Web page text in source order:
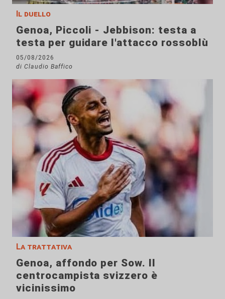
Il duello
Genoa, Piccoli - Jebbison: testa a
testa per guidare l'attacco rossoblù
05/08/2026
di Claudio Baffico
La trattativa
Genoa, affondo per Sow. Il
centrocampista svizzero è
vicinissimo